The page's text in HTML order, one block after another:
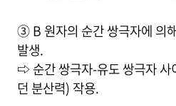
③ B 원자의 순간 쌍극자에 의
발생.
⇨ 순간 쌍극자-유도 쌍극자 사
던 분산력) 작용.